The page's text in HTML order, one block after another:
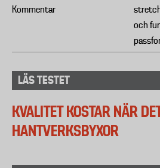
Kommentar
och
LÄS TESTET
KVALITET KOSTAR NÄR
HANTVERKSBYXOR